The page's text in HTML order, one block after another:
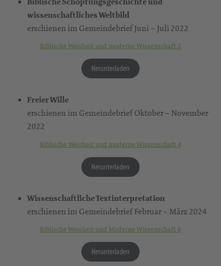
wissenschaftliches Weltbild
erschienen im Gemeindebrief Juni – Juli 2022
Biblische Weisheit und moderne Wissenschaft 2
Herunterladen
Freier Wille
erschienen im Gemeindebrief Oktober – November
2022
Biblische Weisheit und moderne Wissenschaft 4
Herunterladen
Wissenschaftliche Textinterpretation
erschienen im Gemeindebrief Februar – März 2024
Biblische Weisheit und Moderne Wissenschaft 6
Herunterladen